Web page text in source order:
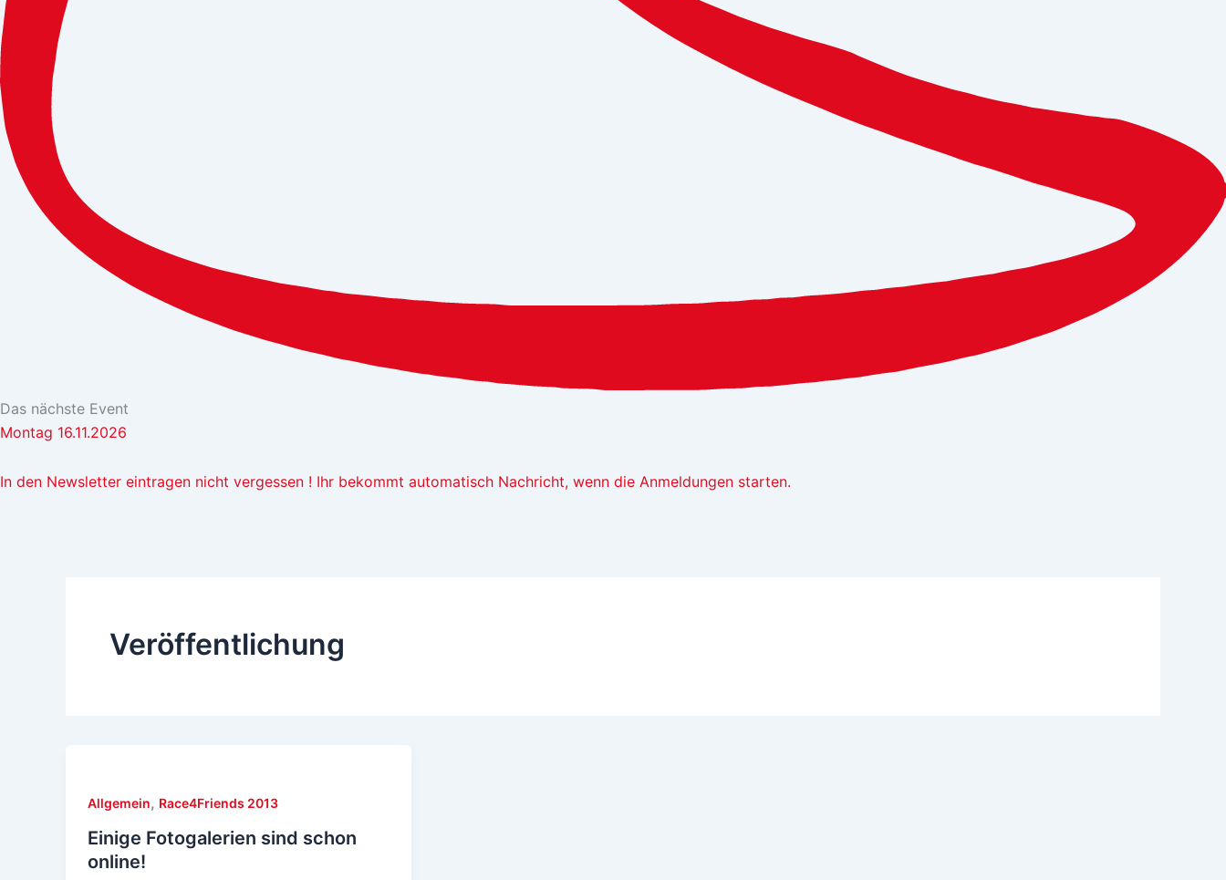
Das nächste Event
Montag 16.11.2026
In den Newsletter eintragen nicht vergessen ! Ihr bekommt automatisch Nachricht, wenn die Anmeldungen starten.
Veröffentlichung
Allgemein, Race4Friends 2013
Einige Fotogalerien sind schon
online!